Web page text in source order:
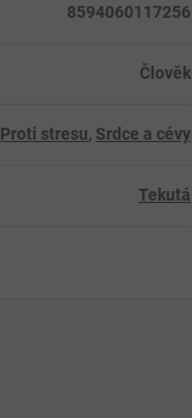
8594060117256
Člověk
Proti stresu, Srdce a cévy
Tekutá